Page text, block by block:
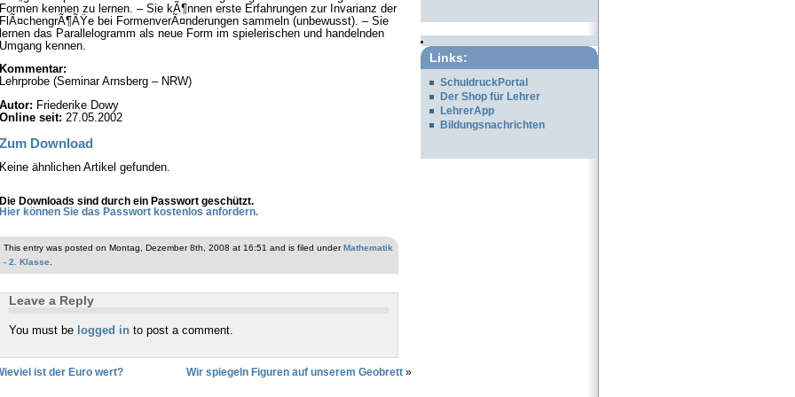
Formen kennen zu lernen. – Sie kÃ¶nnen erste Erfahrungen zur Invarianz der
FlÃ¤chengrÃ¶ÃŸe bei FormenverÃ¤nderungen sammeln (unbewusst). – Sie
lernen das Parallelogramm als neue Form im spielerischen und handelnden
Umgang kennen.
Kommentar:
Lehrprobe (Seminar Arnsberg – NRW)
Autor: Friederike Dowy
Online seit: 27.05.2002
Zum Download
Keine ähnlichen Artikel gefunden.
Die Downloads sind durch ein Passwort geschützt.
Hier können Sie das Passwort kostenlos anfordern.
This entry was posted on Montag, Dezember 8th, 2008 at 16:51 and is filed under Mathematik
- 2. Klasse.
Leave a Reply
You must be logged in to post a comment.
ist der Euro wert? Wir spiegeln Figuren auf unserem Geobrett »
Links:
SchuldruckPortal
Der Shop für Lehrer
LehrerApp
Bildungsnachrichten